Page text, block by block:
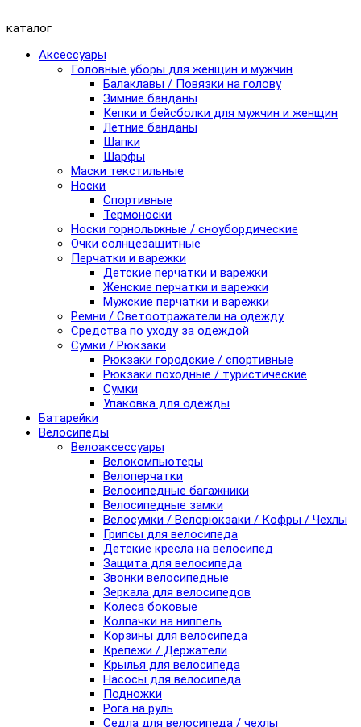
каталог
Аксессуары
Головные уборы для женщин и мужчин
Балаклавы / Повязки на голову
Зимние банданы
Кепки и бейсболки для мужчин и женщин
Летние банданы
Шапки
Шарфы
Маски текстильные
Носки
Спортивные
Термоноски
Носки горнолыжные / сноубордические
Очки солнцезащитные
Перчатки и варежки
Детские перчатки и варежки
Женские перчатки и варежки
Мужские перчатки и варежки
Ремни / Светоотражатели на одежду
Средства по уходу за одеждой
Сумки / Рюкзаки
Рюкзаки городские / спортивные
Рюкзаки походные / туристические
Сумки
Упаковка для одежды
Батарейки
Велосипеды
Велоаксессуары
Велокомпьютеры
Велоперчатки
Велосипедные багажники
Велосипедные замки
Велосумки / Велорюкзаки / Кофры / Чехлы
Грипсы для велосипеда
Детские кресла на велосипед
Защита для велосипеда
Звонки велосипедные
Зеркала для велосипедов
Колеса боковые
Колпачки на ниппель
Корзины для велосипеда
Крепежи / Держатели
Крылья для велосипеда
Насосы для велосипеда
Подножки
Рога на руль
Седла для велосипеда / чехлы